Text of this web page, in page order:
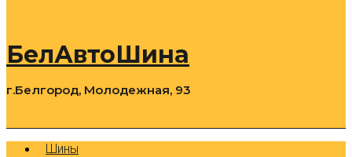
БелАвтоШина
г.Белгород, Молодежная, 93
Шины